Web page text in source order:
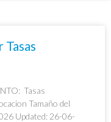
Tasas
Tamaño del
Updated: 26-06-